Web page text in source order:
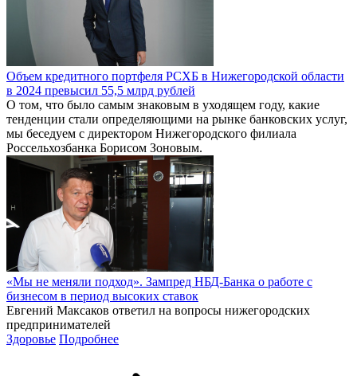
Объем кредитного портфеля РСХБ в Нижегородской области
в 2024 превысил 55,5 млрд рублей
О том, что было самым знаковым в уходящем году, какие
тенденции стали определяющими на рынке банковских услуг,
мы беседуем с директором Нижегородского филиала
Россельхозбанка Борисом Зоновым.
«Мы не меняли подход». Зампред НБД-Банка о работе с
бизнесом в период высоких ставок
Евгений Максаков ответил на вопросы нижегородских
предпринимателей
Здоровье Подробнее